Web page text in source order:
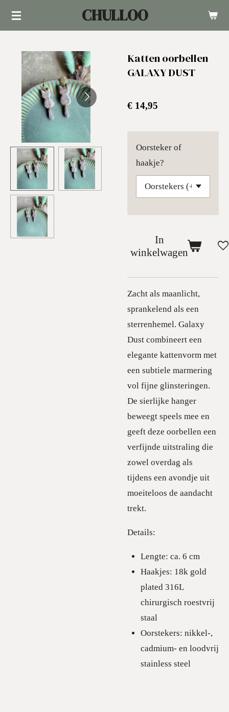
Ga
hoofdinhoud
CHULLOO
Katten oorbellen
GALAXY DUST
€ 14,95
Oorsteker of
haakje?
In
winkelwagen
Zacht als maanlicht,
sprankelend als een
sterrenhemel. Galaxy
Dust combineert een
elegante kattenvorm met
een subtiele marmering
vol fijne glinsteringen.
De sierlijke hanger
beweegt speels mee en
geeft deze oorbellen een
verfijnde uitstraling die
zowel overdag als
tijdens een avondje uit
moeiteloos de aandacht
trekt.
Details:
Lengte: ca. 6 cm
Haakjes: 18k gold
plated 316L
chirurgisch roestvrij
staal
Oorstekers: nikkel-,
cadmium- en loodvrij
stainless steel